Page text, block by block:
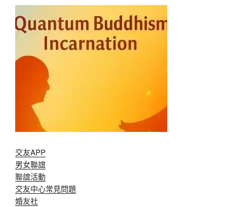
交友APP
男女聯誼
聯誼活動
交友中心常見問題
婚友社